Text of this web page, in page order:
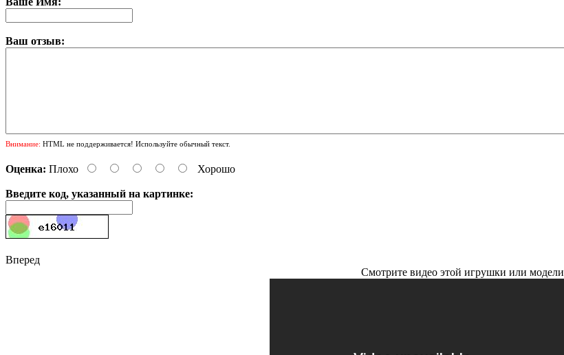
Ваш отзыв:
Внимание: HTML не поддерживается! Используйте обычный текст.
Оценка: Плохо Хорошо
Введите код, указанный на картинке:
Вперед
Смотрите видео этой игрушки или модели